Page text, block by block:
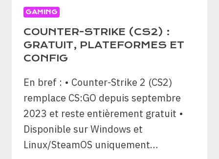
GAMING
COUNTER-STRIKE (CS2) :
GRATUIT, PLATEFORMES ET
CONFIG
En bref : • Counter-Strike 2 (CS2)
remplace CS:GO depuis septembre
2023 et reste entièrement gratuit •
Disponible sur Windows et
Linux/SteamOS uniquement…